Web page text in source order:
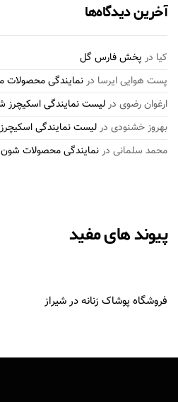
آخرین دیدگاه‌ها
کیا در پخش فارس گل
پست هوایی ایرسا درنمایندگی محصولات
ارغوان رضوی درلیست نمایندگی اسکیچرز
بهروز خشنودی درلیست نمایندگی
محمد سلمانی درنمایندگی محصولات
پیوند های مفید
فروشگاه پوشاک زنانه در شیراز